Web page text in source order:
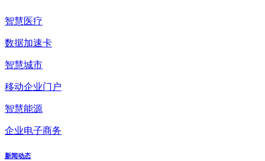
智慧医疗
数据加速卡
智慧城市
移动企业门户
智慧能源
企业电子商务
新闻动态